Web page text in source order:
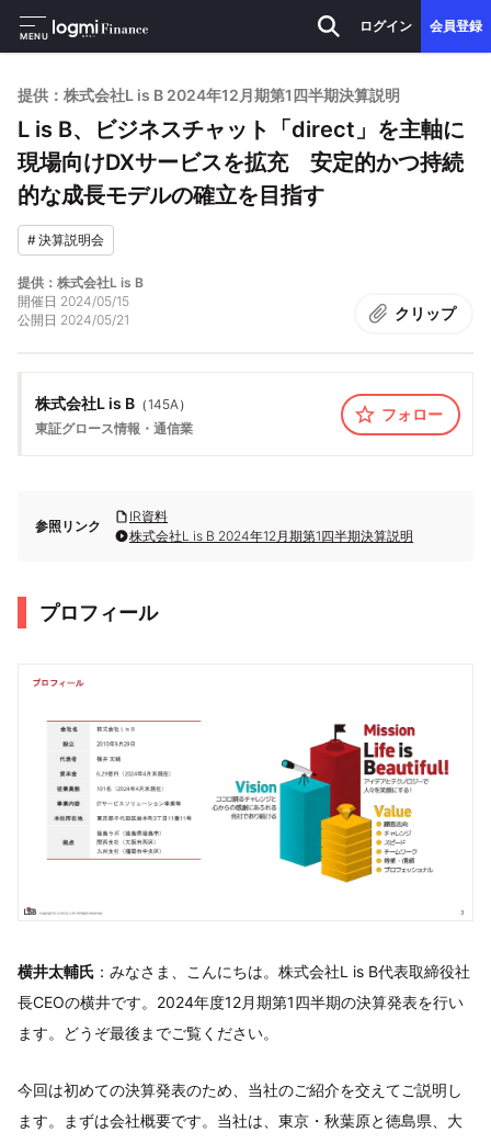
MENU
ログイン 会員登録
提供：株式会社L is B 2024年12月期第1四半期決算説明
L is B、ビジネスチャット「direct」を主軸に
現場向けDXサービスを拡充 安定的かつ持続
的な成長モデルの確立を目指す
#決算説明会
提供：株式会社L is B
開催日 2024/05/15
公開日 2024/05/21 クリップ
株式会社L is B （ 145A）
東証グロース情報・通信業
フォロー
参照リンク
IR資料
株式会社L is B 2024年12月期第1四半期決算説明
プロフィール
横井太輔氏 ：みなさま、こんにちは。株式会社L is B代表取締役社
長CEOの横井です。2024年度12月期第1四半期の決算発表を行い
ます。どうぞ最後までご覧ください。
今回は初めての決算発表のため、当社のご紹介を交えてご説明し
ます。まずは会社概要です。当社は、東京・秋葉原と徳島県、大